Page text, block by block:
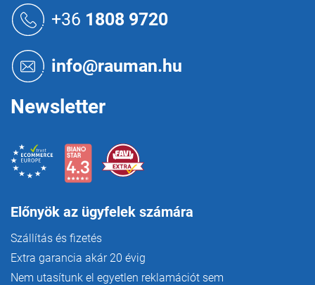
+36 1808 9720
info@rauman.hu
Newsletter
Előnyök az ügyfelek számára
Szállítás és fizetés
Extra garancia akár 20 évig
Nem utasítunk el egyetlen reklamációt sem